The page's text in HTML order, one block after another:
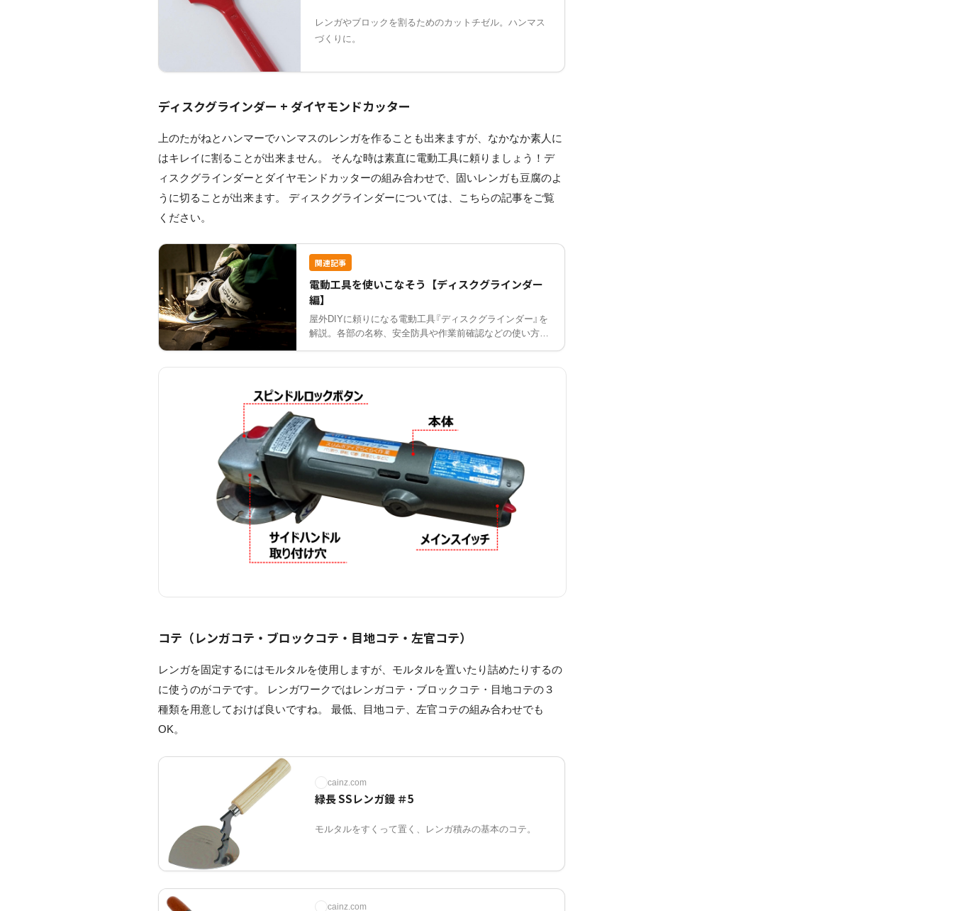
レンガやブロックを割るためのカットチゼル。ハンマス
づくりに。
ディスクグラインダー + ダイヤモンドカッター
上のたがねとハンマーでハンマスのレンガを作ることも出来ますが、なかなか素人に
はキレイに割ることが出来ません。 そんな時は素直に電動工具に頼りましょう！デ
ィスクグラインダーとダイヤモンドカッターの組み合わせで、固いレンガも豆腐のよ
うに切ることが出来ます。 ディスクグラインダーについては、こちらの記事をご覧
ください。
関連記事
電動工具を使いこなそう【ディスクグラインダー
編】
屋外DIYに頼りになる電動工具『ディスクグラインダー』を
解説。各部の名称、安全防具や作業前確認などの使い方、
コテ（レンガコテ・ブロックコテ・目地コテ・左官コテ）
レンガを固定するにはモルタルを使用しますが、モルタルを置いたり詰めたりするの
に使うのがコテです。 レンガワークではレンガコテ・ブロックコテ・目地コテの３
種類を用意しておけば良いですね。 最低、目地コテ、左官コテの組み合わせでも
OK。
cainz.com
緑長 SSレンガ鏝 ＃5
モルタルをすくって置く、レンガ積みの基本のコテ。
cainz.com